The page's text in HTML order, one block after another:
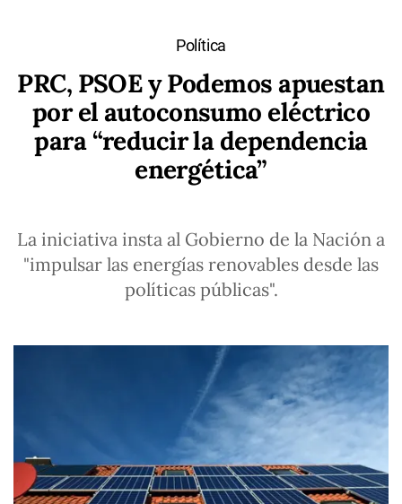
Política
PRC, PSOE y Podemos apuestan
por el autoconsumo eléctrico
para “reducir la dependencia
energética”
La iniciativa insta al Gobierno de la Nación a
"impulsar las energías renovables desde las
políticas públicas".